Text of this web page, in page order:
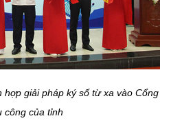
giải pháp ký số từ xa vào Cổng
công của tỉnh